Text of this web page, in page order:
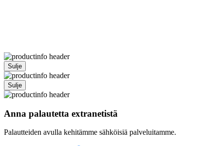
Sulje
Sulje
Anna palautetta extranetistä
Palautteiden avulla kehitämme sähköisiä palveluitamme.